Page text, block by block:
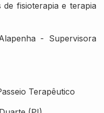
fisioterapia e terapia
- Supervisora
Terapêutico